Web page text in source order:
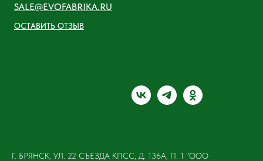
SALE@EVOFABRIKA.RU
ОСТАВИТЬ ОТЗЫВ
Г. БРЯНСК, УЛ. 22 СЪЕЗДА КПСС, Д. 136А, П. 1 "ООО